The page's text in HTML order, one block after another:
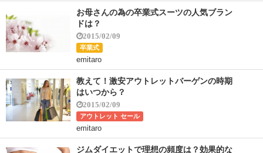
お母さんの為の卒業式スーツの人気ブラン
ドは？
2015/02/09
卒業式
emitaro
教えて！激安アウトレットバーゲンの時期
はいつから？
2015/02/09
アウトレット セール
emitaro
ジムダイエットで理想の頻度は？効果的な